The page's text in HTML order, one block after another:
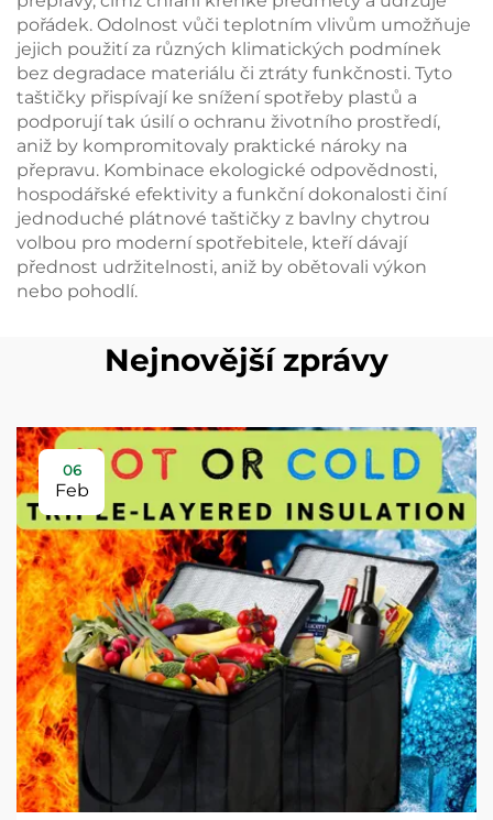
pořádek. Odolnost vůči teplotním vlivům umožňuje
jejich použití za různých klimatických podmínek
bez degradace materiálu či ztráty funkčnosti. Tyto
taštičky přispívají ke snížení spotřeby plastů a
podporují tak úsilí o ochranu životního prostředí,
aniž by kompromitovaly praktické nároky na
přepravu. Kombinace ekologické odpovědnosti,
hospodářské efektivity a funkční dokonalosti činí
jednoduché plátnové taštičky z bavlny chytrou
volbou pro moderní spotřebitele, kteří dávají
přednost udržitelnosti, aniž by obětovali výkon
nebo pohodlí.
Nejnovější zprávy
06
Feb